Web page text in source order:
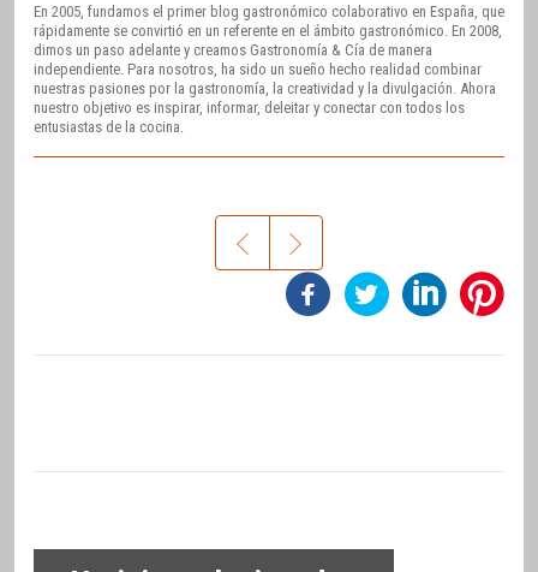
En 2005, fundamos el primer blog gastronómico colaborativo en España, que
rápidamente se convirtió en un referente en el ámbito gastronómico. En 2008,
dimos un paso adelante y creamos Gastronomía & Cía de manera
independiente. Para nosotros, ha sido un sueño hecho realidad combinar
nuestras pasiones por la gastronomía, la creatividad y la divulgación. Ahora
nuestro objetivo es inspirar, informar, deleitar y conectar con todos los
entusiastas de la cocina.